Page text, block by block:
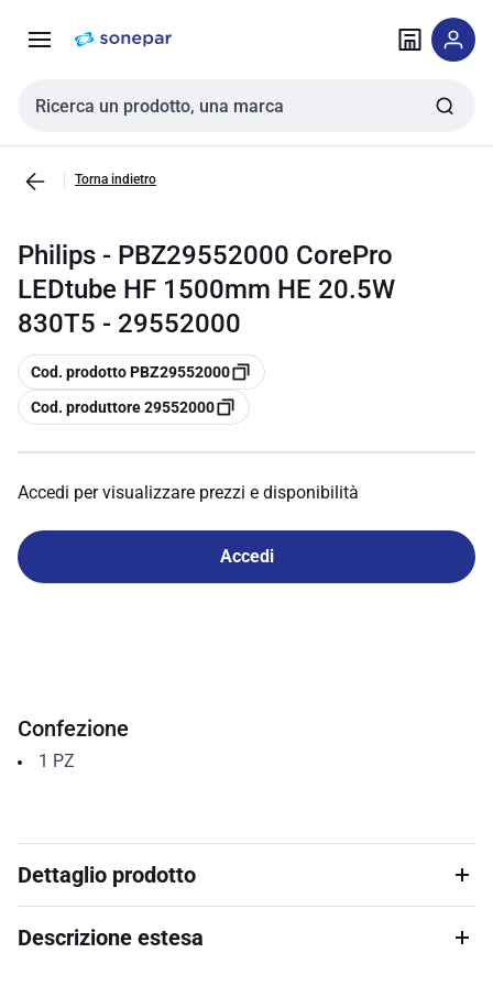
navigazione alla
Cerca input
Torna indietro
Philips - PBZ29552000 CorePro
LEDtube HF 1500mm HE 20.5W
830T5 - 29552000
copia
Cod. prodotto PBZ29552000
copia
Cod. produttore 29552000
Accedi per visualizzare prezzi e disponibilità
Accedi
Confezione
1 PZ
Dettaglio prodotto
Descrizione estesa